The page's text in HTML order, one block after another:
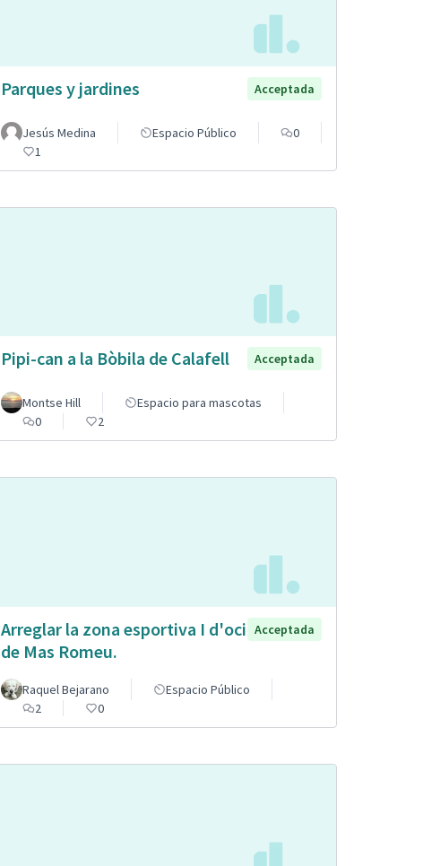
Parques y jardines Acceptada
Jesús Medina Espacio Público
0
1
Pipi-can a la Bòbila de Calafell Acceptada
Montse Hill
Espacio para mascotas
0
2
Arreglar la zona esportiva I d'oci
de Mas Romeu.
Acceptada
Raquel Bejarano
Espacio Público
2
0